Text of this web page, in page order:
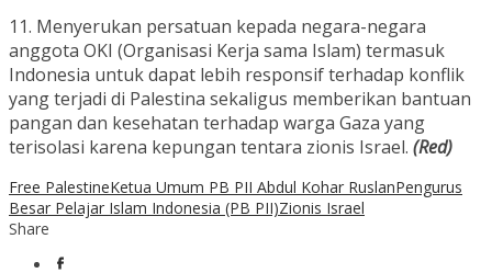
11. Menyerukan persatuan kepada negara-negara
anggota OKI (Organisasi Kerja sama Islam) termasuk
Indonesia untuk dapat lebih responsif terhadap konflik
yang terjadi di Palestina sekaligus memberikan bantuan
pangan dan kesehatan terhadap warga Gaza yang
terisolasi karena kepungan tentara zionis Israel. (Red)
Free PalestineKetua Umum PB PII Abdul Kohar RuslanPengurus
Besar Pelajar Islam Indonesia (PB PII)Zionis Israel
Share